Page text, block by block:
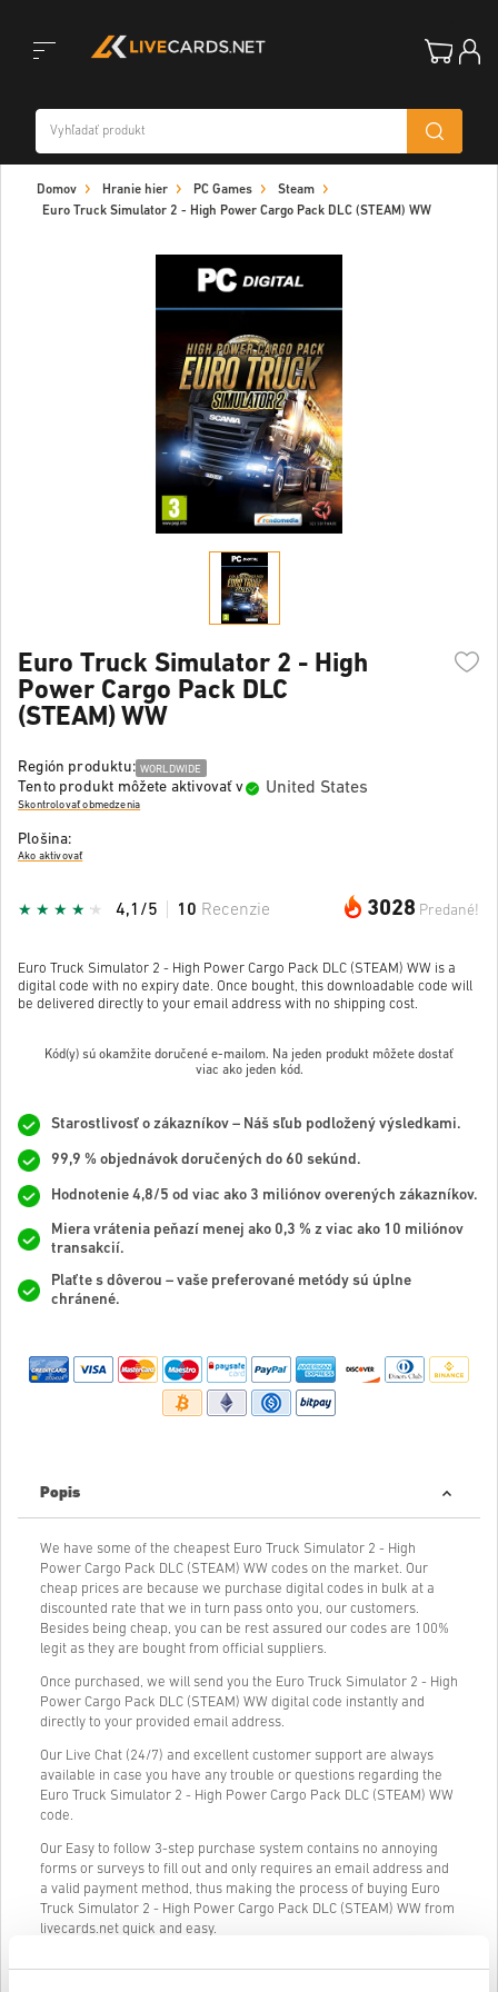
navigation
Domov Hranie hier PC Games
Steam
Euro Truck Simulator 2 - High Power Cargo Pack DLC (STEAM) WW
Euro Truck Simulator 2 - High
Power Cargo Pack DLC
(STEAM) WW
Región produktu: WORLDWIDE
Tento produkt môžete aktivovať v United States
Skontrolovať obmedzenia
Plošina:
Ako aktivovať
3028 Predané!
4,1/5 10 Recenzie
Euro Truck Simulator 2 - High Power Cargo Pack DLC (STEAM) WW is a
digital code with no expiry date. Once bought, this downloadable code will
be delivered directly to your email address with no shipping cost.
Kód(y) sú okamžite doručené e-mailom. Na jeden produkt môžete dostať
viac ako jeden kód.
Starostlivosť o zákazníkov – Náš sľub podložený výsledkami.
99,9 % objednávok doručených do 60 sekúnd.
Hodnotenie 4,8/5 od viac ako 3 miliónov overených zákazníkov.
Miera vrátenia peňazí menej ako 0,3 % z viac ako 10 miliónov
transakcií.
Plaťte s dôverou – vaše preferované metódy sú úplne
chránené.
Popis
We have some of the cheapest Euro Truck Simulator 2 - High
Power Cargo Pack DLC (STEAM) WW codes on the market. Our
cheap prices are because we purchase digital codes in bulk at a
discounted rate that we in turn pass onto you, our customers.
Besides being cheap, you can be rest assured our codes are 100%
legit as they are bought from official suppliers.
Once purchased, we will send you the Euro Truck Simulator 2 - High
Power Cargo Pack DLC (STEAM) WW digital code instantly and
directly to your provided email address.
Our Live Chat (24/7) and excellent customer support are always
available in case you have any trouble or questions regarding the
Euro Truck Simulator 2 - High Power Cargo Pack DLC (STEAM) WW
code.
Our Easy to follow 3-step purchase system contains no annoying
forms or surveys to fill out and only requires an email address and
a valid payment method, thus making the process of buying Euro
Truck Simulator 2 - High Power Cargo Pack DLC (STEAM) WW from
livecards.net quick and easy.